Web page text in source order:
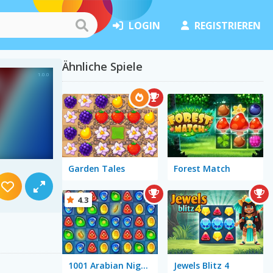
LOGIN REGISTRIEREN
Ähnliche Spiele
Garden Tales Forest Match
1001 Arabian Nights
4.3
Jewels Blitz 4